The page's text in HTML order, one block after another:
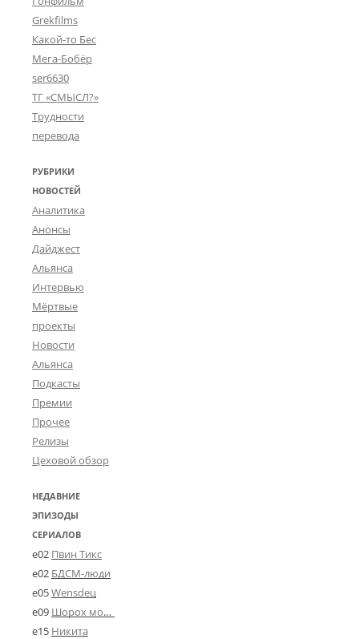
Grekfilms
Какой-то Бес
Мега-Бобёр
ser6630
ТГ «СМЫСЛ?»
Трудности
перевода
РУБРИКИ
НОВОСТЕЙ
Аналитика
Анонсы
Дайджест
Альянса
Интервью
Мёртвые
проекты
Новости
Альянса
Подкасты
Премии
Прочее
Релизы
Цеховой обзор
НЕДАВНИЕ
ЭПИЗОДЫ
СЕРИАЛОВ
e02 Пвин Тикс
e02 БДСМ-люди
e05Wensdeц
e09 Шорох мозговины
e15 Никита